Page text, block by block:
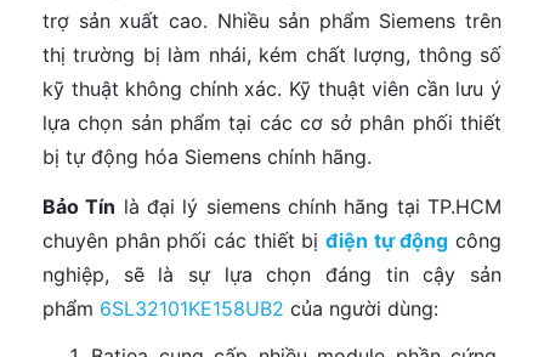
trợ sản xuất cao. Nhiều sản phẩm Siemens trên
thị trường bị làm nhái, kém chất lượng, thông số
kỹ thuật không chính xác. Kỹ thuật viên cần lưu ý
lựa chọn sản phẩm tại các cơ sở phân phối thiết
bị tự động hóa Siemens chính hãng.
Bảo Tín là đại lý siemens chính hãng tại TP.HCM
chuyên phân phối các thiết bị điện tự động công
nghiệp, sẽ là sự lựa chọn đáng tin cậy sản
phẩm 6SL32101KE158UB2 của người dùng: